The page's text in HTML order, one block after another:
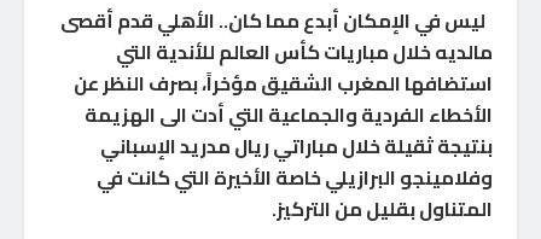
ليس في الإمكان أبدع مما كان.. الأهلي قدم أقصى
مالديه خلال مباريات كأس العالم للأندية التي
استضافها المغرب الشقيق مؤخراً، بصرف النظر عن
الأخطاء الفردية والجماعية التي أدت الى الهزيمة
بنتيجة ثقيلة خلال مباراتي ريال مدريد الإسباني
وفلامينجو البرازيلي خاصة الأخيرة التي كانت في
المتناول بقليل من التركيز.